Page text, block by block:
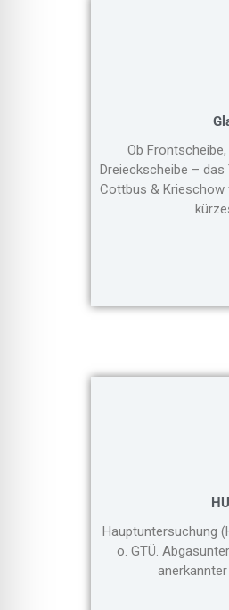
Ob
Dreieckscheibe –
Cottbus & Krieschow
Hauptuntersuchung
o. GTÜ.